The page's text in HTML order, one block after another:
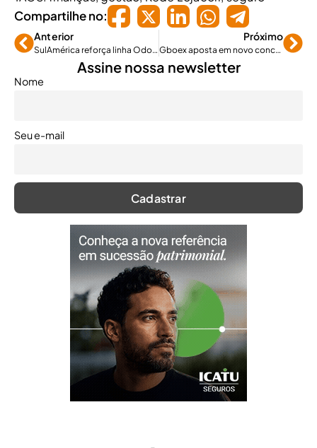
Compartilhe no:
Anterior
SulAmérica reforça linha Odonto PME e Empresarial
Próximo
Gboex aposta em novo conceito de comunicação
Assine nossa newsletter
Nome
Seu e-mail